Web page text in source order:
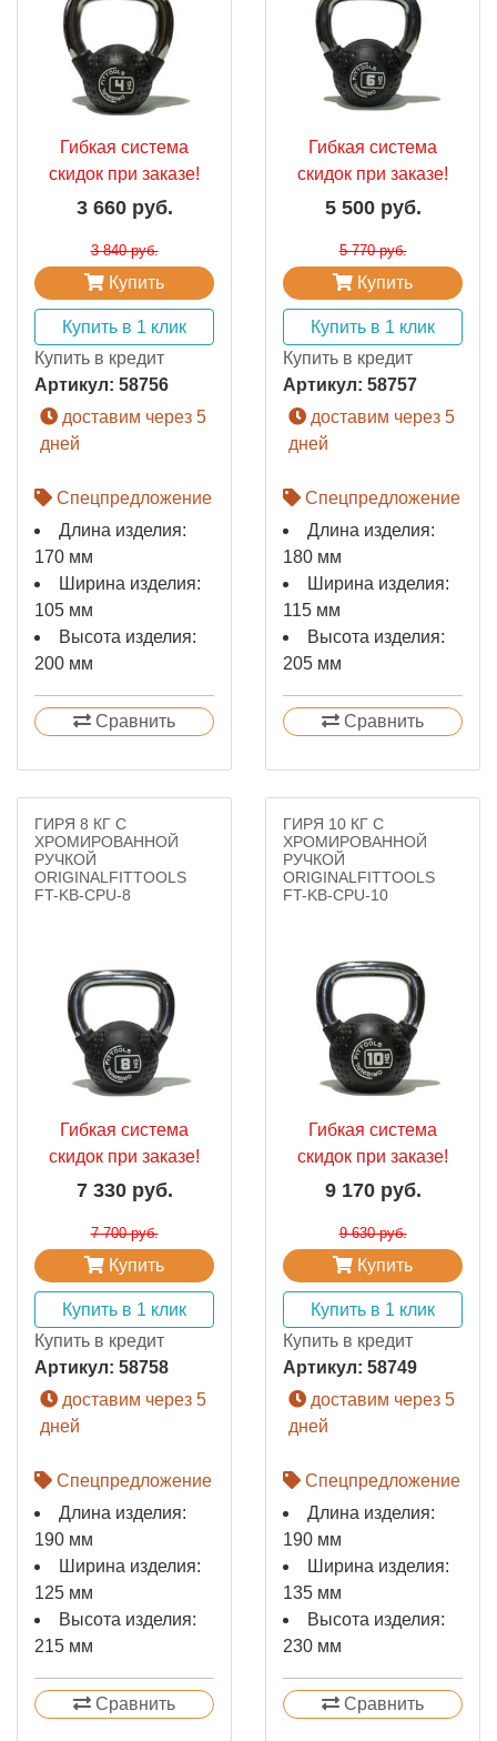
Гибкая система
скидок при заказе!
3 660 руб.
3 840 руб.
Купить
Купить в 1 клик
Купить в кредит
Артикул: 58756
доставим через 5
дней
Спецпредложение
Длина изделия:
170 мм
Ширина изделия:
105 мм
Высота изделия:
200 мм
Сравнить
Гибкая система
скидок при заказе!
5 500 руб.
5 770 руб.
Купить
Купить в 1 клик
Купить в кредит
Артикул: 58757
доставим через 5
дней
Спецпредложение
Длина изделия:
180 мм
Ширина изделия:
115 мм
Высота изделия:
205 мм
Сравнить
ГИРЯ 8 КГ С
ХРОМИРОВАННОЙ
РУЧКОЙ
ORIGINALFITTOOLS
FT-KB-CPU-8
Гибкая система
скидок при заказе!
7 330 руб.
7 700 руб.
Купить
Купить в 1 клик
Купить в кредит
Артикул: 58758
доставим через 5
дней
Спецпредложение
Длина изделия:
190 мм
Ширина изделия:
125 мм
Высота изделия:
215 мм
Сравнить
ГИРЯ 10 КГ С
ХРОМИРОВАННОЙ
РУЧКОЙ
ORIGINALFITTOOLS
FT-KB-CPU-10
Гибкая система
скидок при заказе!
9 170 руб.
9 630 руб.
Купить
Купить в 1 клик
Купить в кредит
Артикул: 58749
доставим через 5
дней
Спецпредложение
Длина изделия:
190 мм
Ширина изделия:
135 мм
Высота изделия:
230 мм
Сравнить